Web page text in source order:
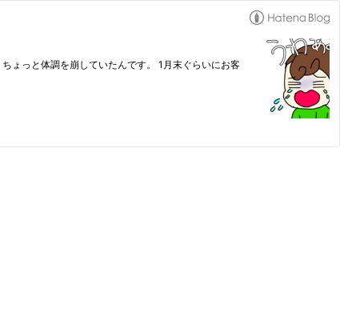
ょっと体調を崩していたんです。 1月末ぐらいにお客